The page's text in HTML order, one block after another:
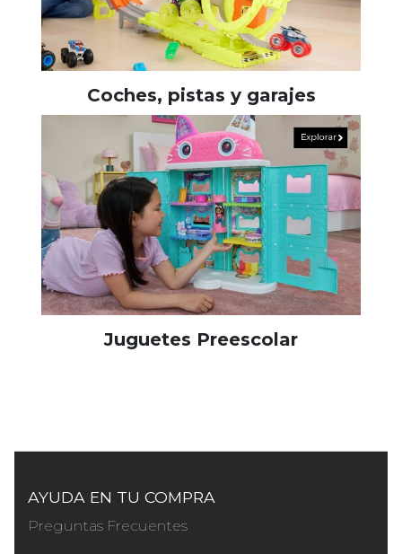
Coches, pistas y garajes
Juguetes Preescolar
AYUDA EN TU COMPRA
Preguntas Frecuentes